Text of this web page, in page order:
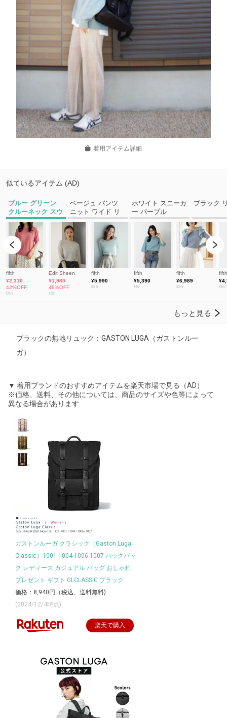
着用アイテム詳細
ブラックの無地リュック：GASTON LUGA（ガストンルー
ガ）
▼ 着用ブランドのおすすめアイテムを楽天市場で見る（AD）
※価格、送料、その他については、商品のサイズや色等によって
異なる場合があります
ガストンルーガ クラシック（Gaston Luga
Classic）1001 1004 1006 1007 バックパッ
ク レディース カジュアル バッグ おしゃれ
プレゼント ギフト GLCLASSIC ブラック
価格：8,940円（税込、送料無料)
(2024/12/4時点)
楽天で購入